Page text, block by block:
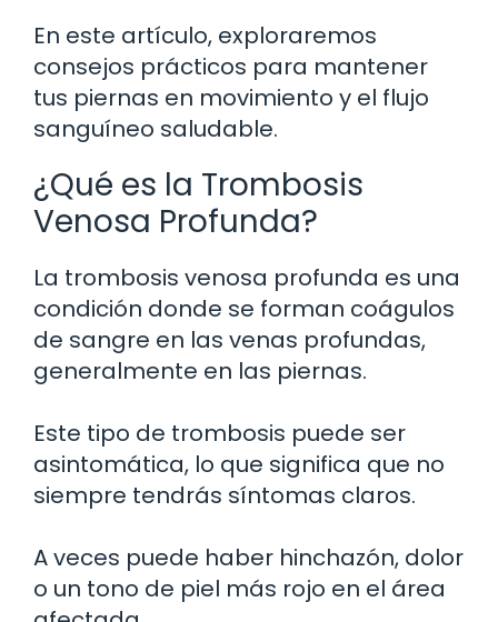
En este artículo, exploraremos
consejos prácticos para mantener
tus piernas en movimiento y el flujo
sanguíneo saludable.
¿Qué es la Trombosis
Venosa Profunda?
La trombosis venosa profunda es una
condición donde se forman coágulos
de sangre en las venas profundas,
generalmente en las piernas.
Este tipo de trombosis puede ser
asintomática, lo que significa que no
siempre tendrás síntomas claros.
A veces puede haber hinchazón, dolor
o un tono de piel más rojo en el área